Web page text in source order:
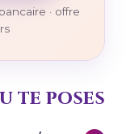
· offre
te poses